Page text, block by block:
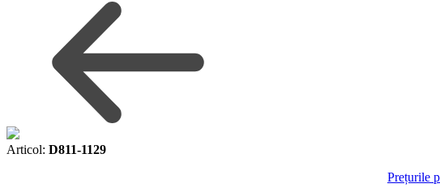
Articol: D811-1129
Prețurile